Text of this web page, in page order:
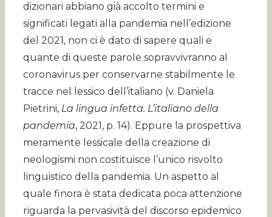
dizionari abbiano già accolto termini e
significati legati alla pandemia nell’edizione
del 2021, non ci è dato di sapere quali e
quante di queste parole sopravvivranno al
coronavirus per conservarne stabilmente le
tracce nel lessico dell’italiano (v. Daniela
Pietrini, La lingua infetta. L’italiano della
pandemia, 2021, p. 14). Eppure la prospettiva
meramente lessicale della creazione di
neologismi non costituisce l’unico risvolto
linguistico della pandemia. Un aspetto al
quale finora è stata dedicata poca attenzione
riguarda la pervasività del discorso epidemico